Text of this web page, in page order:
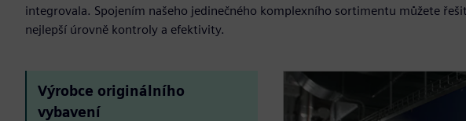
integrovala. Spojením našeho jedinečného komplexního sortimentu můžete
nejlepší úrovně kontroly a efektivity.
Výrobce originálního
vybavení